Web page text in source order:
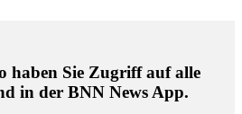
haben Sie Zugriff auf alle
in der BNN News App.